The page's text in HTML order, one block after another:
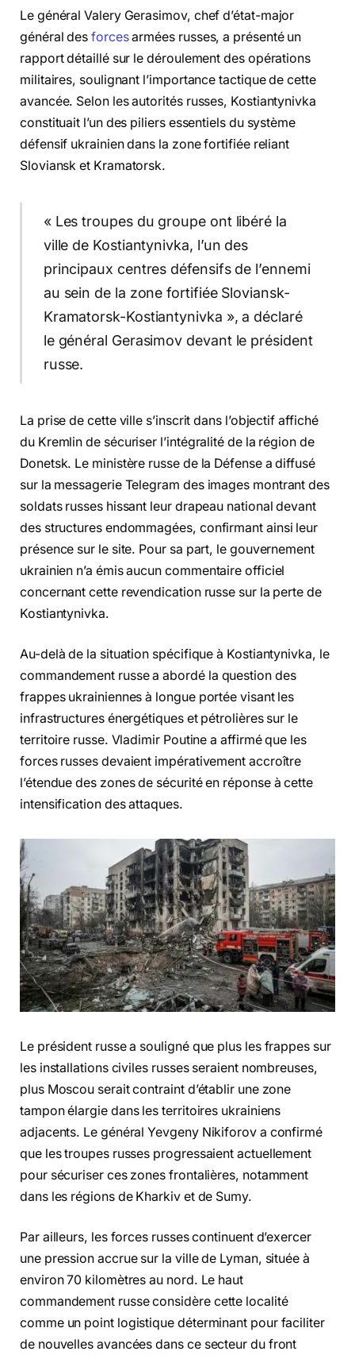
Le général Valery Gerasimov, chef d’état-major
général desforcesarmées russes, a présenté un
rapport détaillé sur le déroulement des opérations
militaires, soulignant l’importance tactique de cette
avancée. Selon les autorités russes, Kostiantynivka
constituait l’un des piliers essentiels du système
défensif ukrainien dans la zone fortifiée reliant
Sloviansk et Kramatorsk.
« Les troupes du groupe ont libéré la
ville de Kostiantynivka, l’un des
principaux centres défensifs de l’ennemi
au sein de la zone fortifiée Sloviansk-
Kramatorsk-Kostiantynivka », a déclaré
le général Gerasimov devant le président
russe.
La prise de cette ville s’inscrit dans l’objectif affiché
du Kremlin de sécuriser l’intégralité de la région de
Donetsk. Le ministère russe de la Défense a diffusé
sur la messagerie Telegram des images montrant des
soldats russes hissant leur drapeau national devant
des structures endommagées, confirmant ainsi leur
présence sur le site. Pour sa part, le gouvernement
ukrainien n’a émis aucun commentaire officiel
concernant cette revendication russe sur la perte de
Kostiantynivka.
Au-delà de la situation spécifique à Kostiantynivka, le
commandement russe a abordé la question des
frappes ukrainiennes à longue portée visant les
infrastructures énergétiques et pétrolières sur le
territoire russe. Vladimir Poutine a affirmé que les
forces russes devaient impérativement accroître
l’étendue des zones de sécurité en réponse à cette
intensification des attaques.
Le président russe a souligné que plus les frappes sur
les installations civiles russes seraient nombreuses,
plus Moscou serait contraint d’établir une zone
tampon élargie dans les territoires ukrainiens
adjacents. Le général Yevgeny Nikiforov a confirmé
que les troupes russes progressaient actuellement
pour sécuriser ces zones frontalières, notamment
dans les régions de Kharkiv et de Sumy.
Par ailleurs, les forces russes continuent d’exercer
une pression accrue sur la ville de Lyman, située à
environ 70 kilomètres au nord. Le haut
commandement russe considère cette localité
comme un point logistique déterminant pour faciliter
de nouvelles avancées dans ce secteur du front